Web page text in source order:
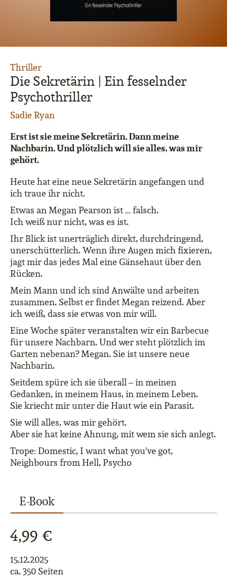
Die Sekretärin | Ein fesselnder
Psychothriller
Sadie Ryan
Thriller
Erst ist sie meine Sekretärin. Dann meine
Nachbarin. Und plötzlich will sie alles, was mir
gehört.
Heute hat eine neue Sekretärin angefangen und
ich traue ihr nicht.
Etwas an Megan Pearson ist … falsch.
Ich weiß nur nicht, was es ist.
Ihr Blick ist unerträglich direkt, durchdringend,
unerschütterlich. Wenn ihre Augen mich fixieren,
jagt mir das jedes Mal eine Gänsehaut über den
Rücken.
Mein Mann und ich sind Anwälte und arbeiten
zusammen. Selbst er findet Megan reizend. Aber
ich weiß, dass sie etwas von mir will.
Eine Woche später veranstalten wir ein Barbecue
für unsere Nachbarn. Und wer steht plötzlich im
Garten nebenan? Megan. Sie ist unsere neue
Nachbarin.
Seitdem spüre ich sie überall – in meinen
Gedanken, in meinem Haus, in meinem Leben.
Sie kriecht mir unter die Haut wie ein Parasit.
Sie will alles, was mir gehört.
Aber sie hat keine Ahnung, mit wem sie sich anlegt.
Trope: Domestic, I want what you've got,
Neighbours from Hell, Psycho
E-Book
4,99 €
15.12.2025
ca. 350 Seiten